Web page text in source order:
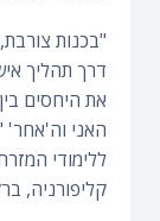
"בכנות
דרך תהליך
את היחסים
האני וה'אחר'
ללימודי
קליפורניה,